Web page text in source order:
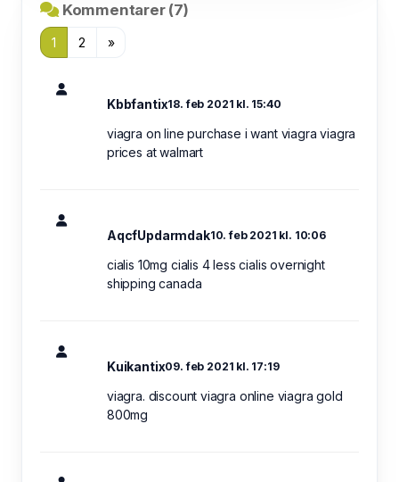
Kommentarer (7)
1 2 »
Kbbfantix18. feb 2021 kl. 15:40
viagra on line purchase i want viagra viagra
prices at walmart
AqcfUpdarmdak10. feb 2021 kl. 10:06
cialis 10mg cialis 4 less cialis overnight
shipping canada
Kuikantix09. feb 2021 kl. 17:19
viagra. discount viagra online viagra gold
800mg